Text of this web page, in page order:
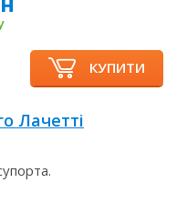
КУПИТИ
Лачетті